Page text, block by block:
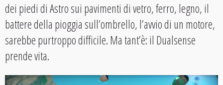
dei piedi di Astro sui pavimenti di vetro, ferro, legno, il
battere della pioggia sull’ombrello, l’avvio di un motore,
sarebbe purtroppo difficile. Ma tant’è: il Dualsense
prende vita.